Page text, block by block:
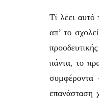
Τί λέει
απ’ το
πάντα, το
επανάσταση